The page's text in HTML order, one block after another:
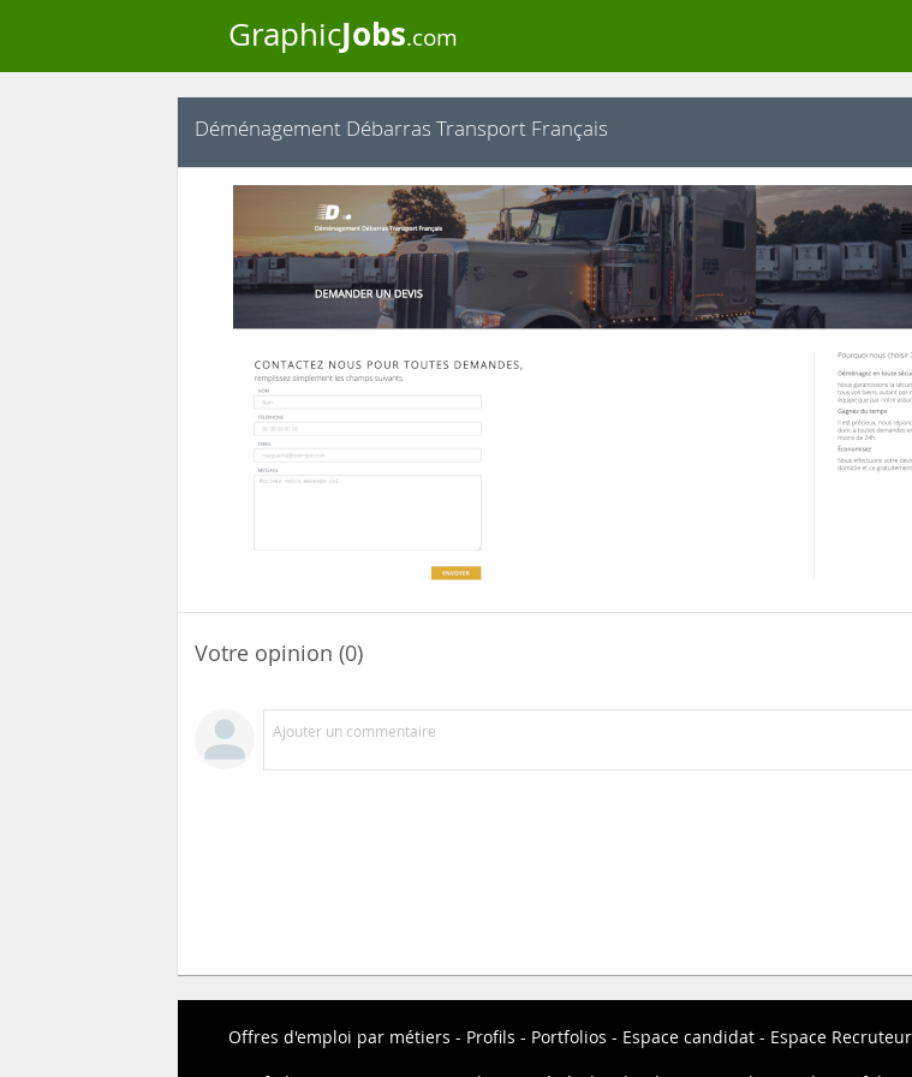
GraphicJobs.com
Déménagement Débarras Transport Français
Votre opinion (0)
Ajouter un commentaire
Offres d'emploi par métiers Profils Portfolios Espace candidat
Espace Recruteur